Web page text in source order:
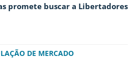
promete buscar a Libertadores
DE MERCADO